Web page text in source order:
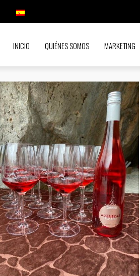
INICIO QUIÉNES SOMOS MARKETING